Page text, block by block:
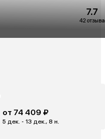
7.7
42 отзыва
от 74 409 ₽
5 дек. - 13 дек., 8 н.